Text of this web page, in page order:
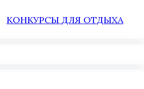
КОНКУРСЫ ДЛЯ ОТДЫХА